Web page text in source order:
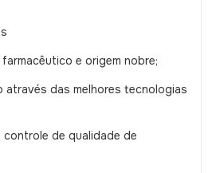
e origem nobre;
através das melhores tecnologias
controle de qualidade de